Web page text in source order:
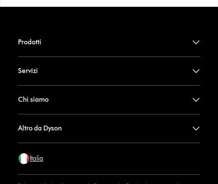
Prodotti
Servizi
Chi siamo
Altro da Dyson
Italia